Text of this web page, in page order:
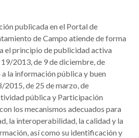
publicada en el Portal de
de Campo atiende de forma
el principio de publicidad activa
2013, de 9 de diciembre, de
la información pública y buen
2015, de 25 de marzo, de
pública y Participación
los mecanismos adecuados para
la interoperabilidad, la calidad y la
así como su identificación y